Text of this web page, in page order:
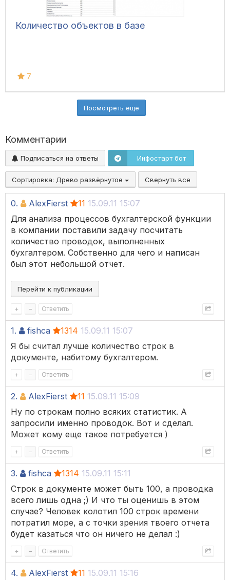
Количество объектов в базе
7
Посмотреть ещё
Комментарии
Подписаться на ответы Инфостарт бот
Сортировка: Древо развёрнутое Свернуть все
0. AlexFierst 11 15.09.11 15:07
Для анализа процессов бухгалтерской функции
в компании поставили задачу посчитать
количество проводок, выполненных
бухгалтером. Собственно для чего и написан
был этот небольшой отчет.
Перейти к публикации
+ – Ответить
1. fishca 1314 15.09.11 15:07
Я бы считал лучше количество строк в
документе, набитому бухгалтером.
+ – Ответить
2. AlexFierst 11 15.09.11 15:09
Ну по строкам полно всяких статистик. А
запросили именно проводок. Вот и сделал.
Может кому еще такое потребуется )
+ – Ответить
3. fishca 1314 15.09.11 15:11
Строк в документе может быть 100, а проводка
всего лишь одна ;) И что ты оценишь в этом
случае? Человек колотил 100 строк времени
потратил море, а с точки зрения твоего отчета
будет казаться что он ничего не делал :)
+ – Ответить
4. AlexFierst 11 15.09.11 15:16